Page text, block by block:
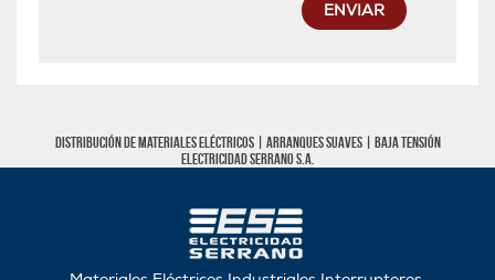
ENVIAR
Distribución de materiales eléctricos | Arranques Suaves| Baja tensión
Electricidad Serrano S.A.